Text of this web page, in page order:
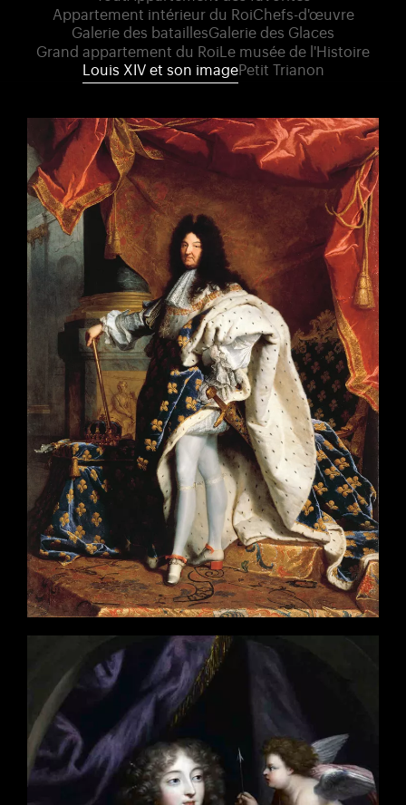
Appartement intérieur du RoiChefs-d'œuvre
Galerie des bataillesGalerie des Glaces
Grand appartement du Roi Le musée de l'Histoire
Louis XIV et son imagePetit Trianon